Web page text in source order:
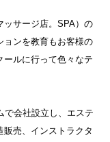
ッサージ店。SPA）の
ョンを教育もお客様の
ールに行って色々なテ
で会社設立し、エステ
売、インストラクタ